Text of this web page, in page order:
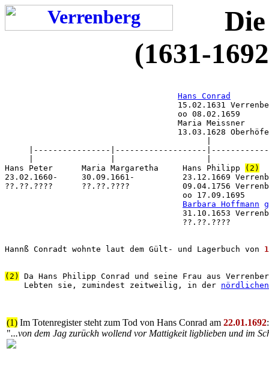
(1631-
Hans Conrad
15.02.1631
                                    oo 08.02.1659
                                    Maria Meissner
13.03.1628
|----------------|-------------------
Hans Peter      Maria Margaretha     Hans Philipp
(2)
23.02.1660-     30.09.1661-          23.12.1669
??.??.????      ??.??.????           09.04.1756
oo 17.09.1695
Barbara Hoffmann
31.10.1653
??.??.????
Hannß Conradt wohnte laut dem Gült- und Lagerbuch von
(2)
Da Hans Philipp Conrad und seine Frau aus
    Lebten sie, zumindest zeitweilig, in der
(1) Im Totenregister steht zum Tod von Hans Conrad am 22.01.1692:
"...von dem Jag zurückh wollend vor Mattigkeit ligblieben und im